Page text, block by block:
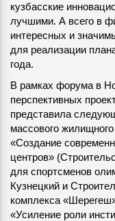
кузбасские
лучшими. А всего в
интересных и
для реализации
года.
В рамках форума в
перспективных
представила
массового
«Создание
центров»
для спортсменов
Кузнецкий и
комплекса
«Усиление роли